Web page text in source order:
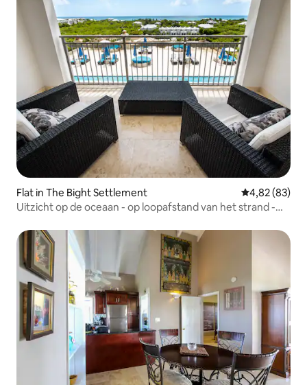
Flat in The Bight Settlement Gemiddelde
4,82 (83)
Uitzicht op de oceaan - op loopafstand van het strand -